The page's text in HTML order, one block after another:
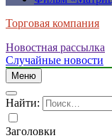
Торговая компания
Новостная рассылка
Случайные новости
Меню
Найти:
Заголовки